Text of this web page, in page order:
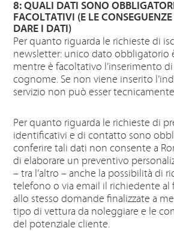
8: QUALI DATI SONO
FACOLTATIVI (E LE
DARE I DATI)
Per quanto riguarda le richieste di
newsletter: unico dato obbligatorio
mentre è facoltativo l’inserimento
cognome. Se non viene inserito
servizio non può esser
Per quanto riguarda le richieste di
identificativi e di contatto sono
conferire tali dati non consente a
di elaborare un preventivo
– tra l’altro – anche la possibilità di
telefono o via email il richiedente al
allo stesso domande finalizzate a
tipo di vettura da noleggiare e le
del potenziale cliente.